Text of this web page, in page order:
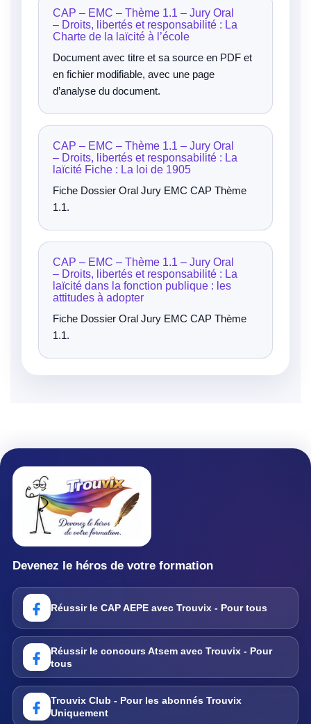
CAP – EMC – Thème 1.1 – Jury Oral
– Droits, libertés et responsabilité : La
Charte de la laïcité à l’école
Document avec titre et sa source en PDF et
en fichier modifiable, avec une page
d’analyse du document.
CAP – EMC – Thème 1.1 – Jury Oral
– Droits, libertés et responsabilité : La
laïcité Fiche : La loi de 1905
Fiche Dossier Oral Jury EMC CAP Thème
1.1.
CAP – EMC – Thème 1.1 – Jury Oral
– Droits, libertés et responsabilité : La
laïcité dans la fonction publique : les
attitudes à adopter
Fiche Dossier Oral Jury EMC CAP Thème
1.1.
Devenez le héros de votre formation
Réussir le CAP AEPE avec Trouvix - Pour tous
Réussir le concours Atsem avec Trouvix - Pour
tous
Trouvix Club - Pour les abonnés Trouvix
Uniquement